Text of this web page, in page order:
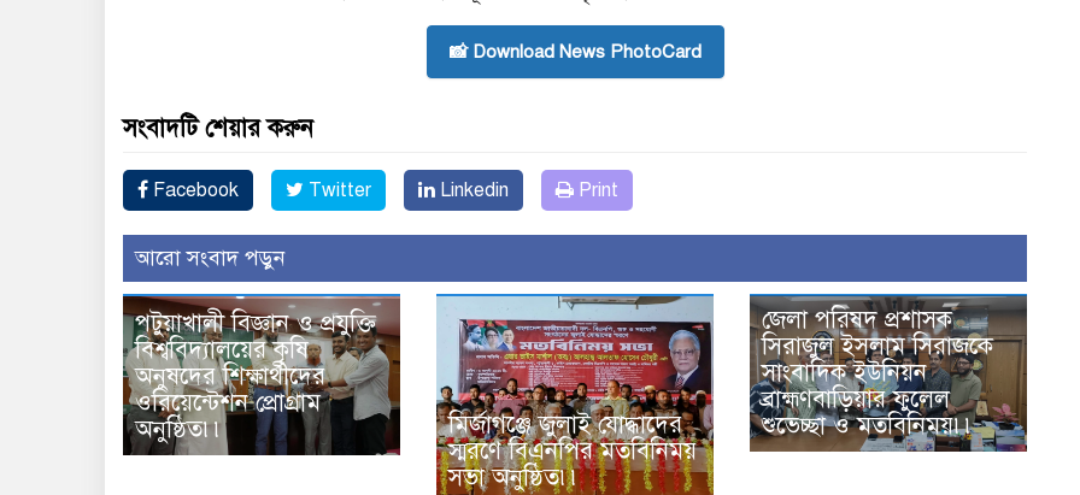
📸 Download News PhotoCard
সংবাদটি শেয়ার করুন
Facebook Twitter Linkedin Print
আরো সংবাদ পড়ুন
পটুয়াখালী বিজ্ঞান ও প্রযুক্তি
বিশ্ববিদ্যালয়ের কৃষি
অনুষদের শিক্ষার্থীদের
ওরিয়েন্টেশন প্রোগ্রাম
অনুষ্ঠিত৷৷
মির্জাগঞ্জে জুলাই যোদ্ধাদের
স্মরণে বিএনপির মতবিনিময়
সভা অনুষ্ঠিত৷৷
জেলা পরিষদ প্রশাসক
সিরাজুল ইসলাম সিরাজকে
সাংবাদিক ইউনিয়ন
ব্রাহ্মণবাড়িয়ার ফুলেল
শুভেচ্ছা ও মতবিনিময়৷৷